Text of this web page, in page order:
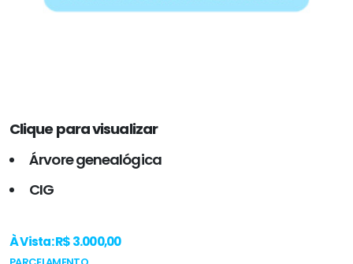
Clique para visualizar
Árvore genealógica
CIG
À Vista: R$ 3.000,00